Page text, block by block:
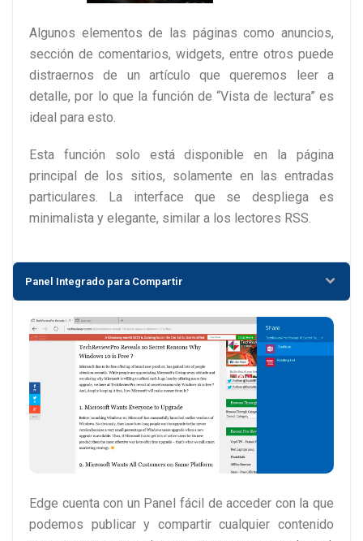
Algunos elementos de las páginas como anuncios,
sección de comentarios, widgets, entre otros puede
distraernos de un artículo que queremos leer a
detalle, por lo que la función de “Vista de lectura” es
ideal para esto.
Esta función solo está disponible en la página
principal de los sitios, solamente en las entradas
particulares. La interface que se despliega es
minimalista y elegante, similar a los lectores RSS.
Panel Integrado para Compartir
Edge cuenta con un Panel fácil de acceder con la que
podemos publicar y compartir cualquier contenido